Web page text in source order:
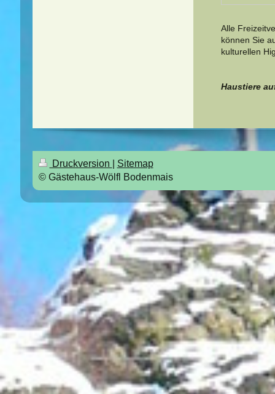
Alle
können Sie
kulturellen
Haustiere
Druckversion
Sitemap
© Gästehaus-Wölfl Bodenmais